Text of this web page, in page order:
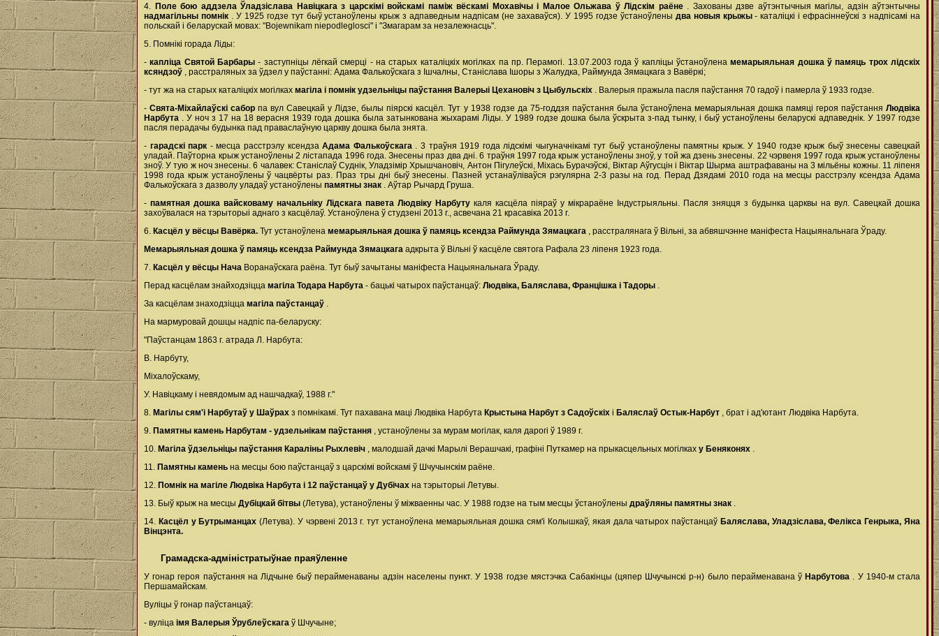
4. Поле бою аддзела Ўладзіслава Навіцкага з царскімі войскамі паміж вёскамі Мохавічы і Малое Ольжава ў Лідскім раёне . Захованы дзве аўтэнтычныя магілы, адзін аўтэнтычны
надмагільны помнік . У 1925 годзе тут быў устаноўлены крыж з адпаведным надпісам (не захаваўся). У 1995 годзе ўстаноўлены два новыя крыжы- каталіцкі і ефрасіннеўскі з надпісамі на
польскай і беларускай мовах: "Bojewnikam niepodleglosci" і "Змагарам за незалежнасць".
5. Помнікі горада Ліды:
-капліца Святой Барбары- заступніцы лёгкай смерці - на старых каталіцкіх могілках па пр. Перамогі. 13.07.2003 года ў капліцы ўстаноўленамемарыяльная дошка ў памяць трох лідскіх
ксяндзоў , расстраляных за ўдзел у паўстанні: Адама Фалькоўскага з Ішчалны, Станіслава Ішоры з Жалудка, Раймунда Зямацкага з Вавёркі;
- тут жа на старых каталіцкіх могілках магіла і помнік удзельніцы паўстання Валерыі Цехановіч з Цыбульскіх . Валерыя пражыла пасля паўстання 70 гадоў і памерла ў 1933 годзе.
-Свята-Міхайлаўскі саборпа вул Савецкай у Лідзе, былы піярскі касцёл. Тут у 1938 годзе да 75-годдзя паўстання была ўстаноўлена мемарыяльная дошка памяці героя паўстанняЛюдвіка
Нарбута . У ноч з 17 на 18 верасня 1939 года дошка была затынкована жыхарамі Ліды. У 1989 годзе дошка была ўскрыта з-пад тынку, і быў устаноўлены беларускі адпаведнік. У 1997 годзе
пасля перадачы будынка пад праваслаўную царкву дошка была знята.
- гарадскі парк - месца расстрэлу ксендзаАдама Фалькоўскага . 3 траўня 1919 года лідскімі чыгуначнікамі тут быў устаноўлены памятны крыж. У 1940 годзе крыж быў знесены савецкай
уладай. Паўторна крыж устаноўлены 2 лістапада 1996 года. Знесены праз два дні. 6 траўня 1997 года крыж устаноўлены зноў, у той жа дзень знесены. 22 чэрвеня 1997 года крыж устаноўлены
зноў. У тую ж ноч знесены. 6 чалавек: Станіслаў Суднік, Уладзімір Хрышчановіч, Антон Пігулеўскі, Міхась Бурачэўскі, Віктар Аўгусцін і Віктар Шырма аштрафаваны на 3 мільёны кожны. 11 ліпеня
1998 года крыж устаноўлены ў чацвёрты раз. Праз тры дні быў знесены. Пазней устанаўліваўся рэгулярна 2-3 разы на год. Перад Дзядамі 2010 года на месцы расстрэлу ксендза Адама
Фалькоўскага з дазволу уладаў устаноўлены памятны знак . Аўтар Рычард Груша.
- памятная дошка вайсковаму начальніку Лідскага павета Людвіку Нарбуту каля касцёла піяраў у мікрараёне Індустрыяльны. Пасля зняцця з будынка царквы на вул. Савецкай дошка
захоўвалася на тэрыторыі аднаго з касцёлаў. Устаноўлена ў студзені 2013 г., асвечана 21 красавіка 2013 г.
6. Касцёл у вёсцы Вавёрка. Тут устаноўлена мемарыяльная дошка ў памяць ксендза Раймунда Зямацкага , расстралянага ў Вільні, за абвяшчэнне маніфеста Нацыянальнага Ўраду.
Мемарыяльная дошка ў памяць ксендза Раймунда Зямацкага адкрыта ў Вільні ў касцёле святога Рафала 23 ліпеня 1923 года.
7. Касцёл у вёсцы Нача Воранаўскага раёна. Тут быў зачытаны маніфеста Нацыянальнага Ўраду.
Перад касцёлам знайходзіцца магіла Тодара Нарбута - бацькі чатырох паўстанцаў: Людвіка, Баляслава, Францішка і Тадоры .
За касцёлам знаходзіцца магіла паўстанцаў .
На мармуровай дошцы надпіс па-беларуску:
"Паўстанцам 1863 г. атрада Л. Нарбута:
В. Нарбуту,
Міхалоўскаму,
У. Навіцкаму і невядомым ад нашчадкаў, 1988 г."
8. Магілы сям'і Нарбутаў у Шаўрах з помнікамі. Тут пахавана маці Людвіка Нарбута Крыстына Нарбут з Садоўскіх і Баляслаў Остык-Нарбут , брат і ад'ютант Людвіка Нарбута.
9. Памятны камень Нарбутам - удзельнікам паўстання , устаноўлены за мурам могілак, каля дарогі ў 1989 г.
10. Магіла ўдзельніцы паўстання Караліны Рыхлевіч , малодшай дачкі Марылі Верашчакі, графіні Путкамер на прыкасцельных могілках у Беняконях .
11. Памятны камень на месцы бою паўстанцаў з царскімі войскамі ў Шчучынскім раёне.
12. Помнік на магіле Людвіка Нарбута і 12 паўстанцаў у Дубічах на тэрыторыі Летувы.
13. Быў крыж на месцы Дубіцкай бітвы (Летува), устаноўлены ў міжваенны час. У 1988 годзе на тым месцы ўстаноўлены драўляны памятны знак .
14. Касцёл у Бутрыманцах(Летува). У чэрвені 2013 г. тут устаноўлена мемарыяльная дошка сям'і Колышкаў, якая дала чатырох паўстанцаў Баляслава, Уладзіслава, Фелікса Генрыка, Яна
Вінцэнта.
Грамадска-адміністратыўнае праяўленне
У гонар героя паўстання на Лідчыне быў перайменаваны адзін населены пункт. У 1938 годзе мястэчка Сабакінцы (цяпер Шчучынскі р-н) было перайменавана ў Нарбутова . У 1940-м стала
Першамайскам.
Вуліцы ў гонар паўстанцаў:
- вуліца імя Валерыя Ўрублеўскага ў Шчучыне;